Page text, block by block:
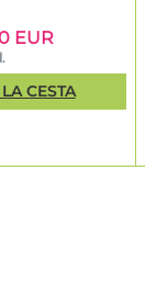
EUR
CESTA